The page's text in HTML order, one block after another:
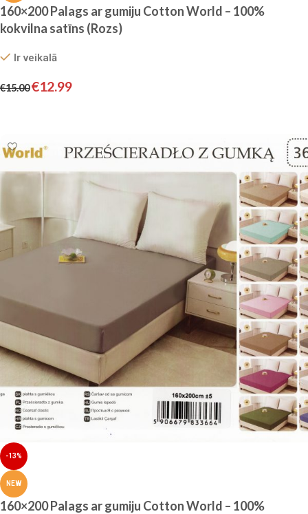
160×200 Palags ar gumiju Cotton World – 100%
kokvilna satīns (Rozs)
Ir veikalā
€15.00€12.99
-13%
NEW
160×200 Palags ar gumiju Cotton World – 100%